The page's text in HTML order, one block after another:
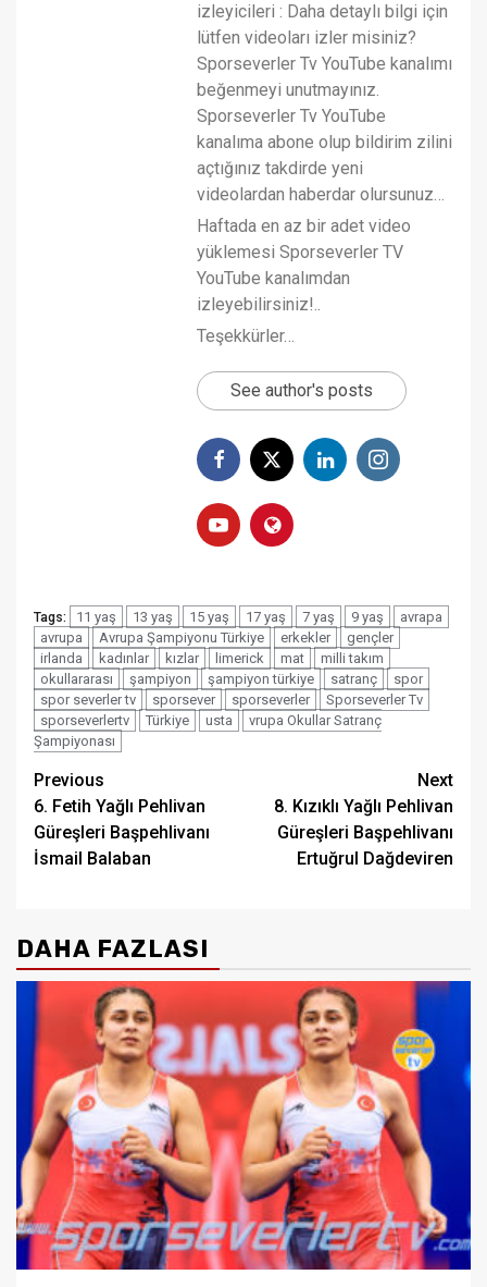
izleyicileri : Daha detaylı bilgi için
lütfen videoları izler misiniz?
Sporseverler Tv YouTube kanalımı
beğenmeyi unutmayınız.
Sporseverler Tv YouTube
kanalıma abone olup bildirim zilini
açtığınız takdirde yeni
videolardan haberdar olursunuz…
Haftada en az bir adet video
yüklemesi Sporseverler TV
YouTube kanalımdan
izleyebilirsiniz!..
Teşekkürler…
See author's posts
Tags: 11 yaş 13 yaş 15 yaş 17 yaş 7 yaş 9 yaş
avrapa
avrupa
Avrupa Şampiyonu Türkiye erkekler
gençler
irlanda
kadınlar kızlar limerick mat
milli takım
okullararası
şampiyon şampiyon türkiye satranç
spor
spor severler tv
sporsever sporseverler
Sporseverler Tv
sporseverlertv
Türkiye usta
vrupa Okullar Satranç
Şampiyonası
Post
navigation
Previous
6. Fetih Yağlı Pehlivan
Güreşleri Başpehlivanı
İsmail Balaban
Next
8. Kızıklı Yağlı Pehlivan
Güreşleri Başpehlivanı
Ertuğrul Dağdeviren
DAHA FAZLASI